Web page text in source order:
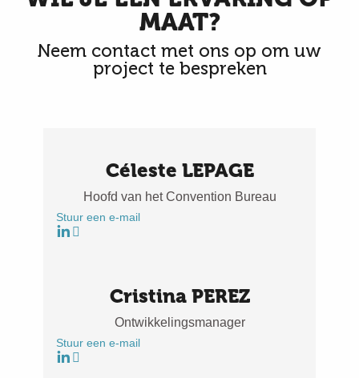
MAAT?
Neem contact met ons op om uw
project te bespreken
Céleste LEPAGE
Hoofd van het Convention Bureau
Stuur een e-mail
Cristina PEREZ
Ontwikkelingsmanager
Stuur een e-mail